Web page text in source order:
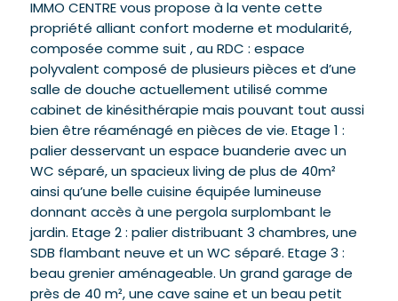
IMMO CENTRE vous propose à la vente cette
propriété alliant confort moderne et modularité,
composée comme suit , au RDC : espace
polyvalent composé de plusieurs pièces et d’une
salle de douche actuellement utilisé comme
cabinet de kinésithérapie mais pouvant tout aussi
bien être réaménagé en pièces de vie. Etage 1 :
palier desservant un espace buanderie avec un
WC séparé, un spacieux living de plus de 40m²
ainsi qu’une belle cuisine équipée lumineuse
donnant accès à une pergola surplombant le
jardin. Etage 2 : palier distribuant 3 chambres, une
SDB flambant neuve et un WC séparé. Etage 3 :
beau grenier aménageable. Un grand garage de
près de 40 m², une cave saine et un beau petit